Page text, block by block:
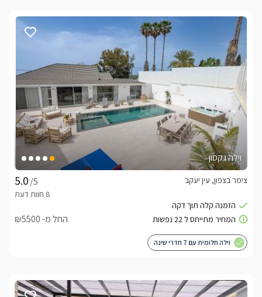
וילה גקסון
/5
צימר בצפון, עין יעקב
החל מ- ₪5500
וילה חלומית עם 7 חדרי שינה